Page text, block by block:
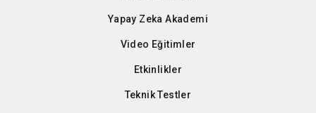
Yapay Zeka Akademi
Video Eğitimler
Etkinlikler
Teknik Testler